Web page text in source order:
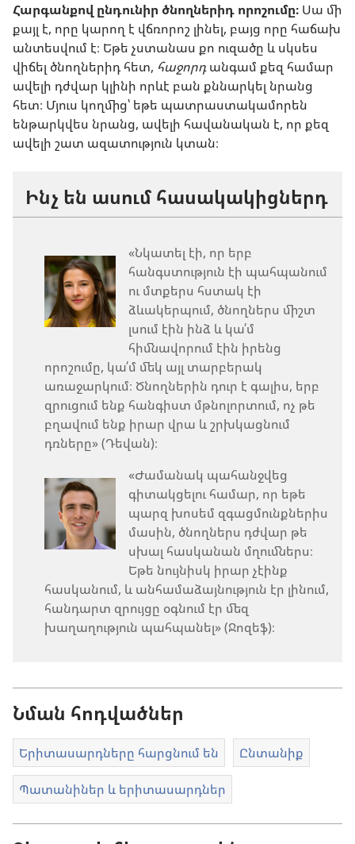
Հարգանքով ընդունիր ծնողներիդ որոշումը։ Սա մի
քայլ է, որը կարող է վճռորոշ լինել, բայց որը հաճախ
անտեսվում է։ Եթե չստանաս քո ուզածը և սկսես
վիճել ծնողներիդ հետ, հաջորդանգամ քեզ համար
ավելի դժվար կլինի որևէ բան քննարկել նրանց
հետ։ Մյուս կողմից՝ եթե պատրաստակամորեն
ենթարկվես նրանց, ավելի հավանական է, որ քեզ
ավելի շատ ազատություն կտան։
Ինչ են ասում հասակակիցներդ
«Նկատել էի, որ երբ
հանգստություն էի պահպանում
ու մտքերս հստակ էի
ձևակերպում, ծնողներս միշտ
լսում էին ինձ և կա՛մ
հիմնավորում էին իրենց
որոշումը, կա՛մ մեկ այլ տարբերակ
առաջարկում։ Ծնողներին դուր է գալիս, երբ
զրուցում ենք հանգիստ մթնոլորտում, ոչ թե
բղավում ենք իրար վրա և շրխկացնում
դռները» (Դեվան)։
«Ժամանակ պահանջվեց
գիտակցելու համար, որ եթե
պարզ խոսեմ զգացմունքներիս
մասին, ծնողներս դժվար թե
սխալ հասկանան մղումներս։
Եթե նույնիսկ իրար չէինք
հասկանում, և անհամաձայնություն էր լինում,
հանդարտ զրույցը օգնում էր մեզ
խաղաղություն պահպանել» (Ջոզեֆ)։
Նման հոդվածներ
Երիտասարդները հարցնում են Ընտանիք
Պատանիներ և երիտասարդներ